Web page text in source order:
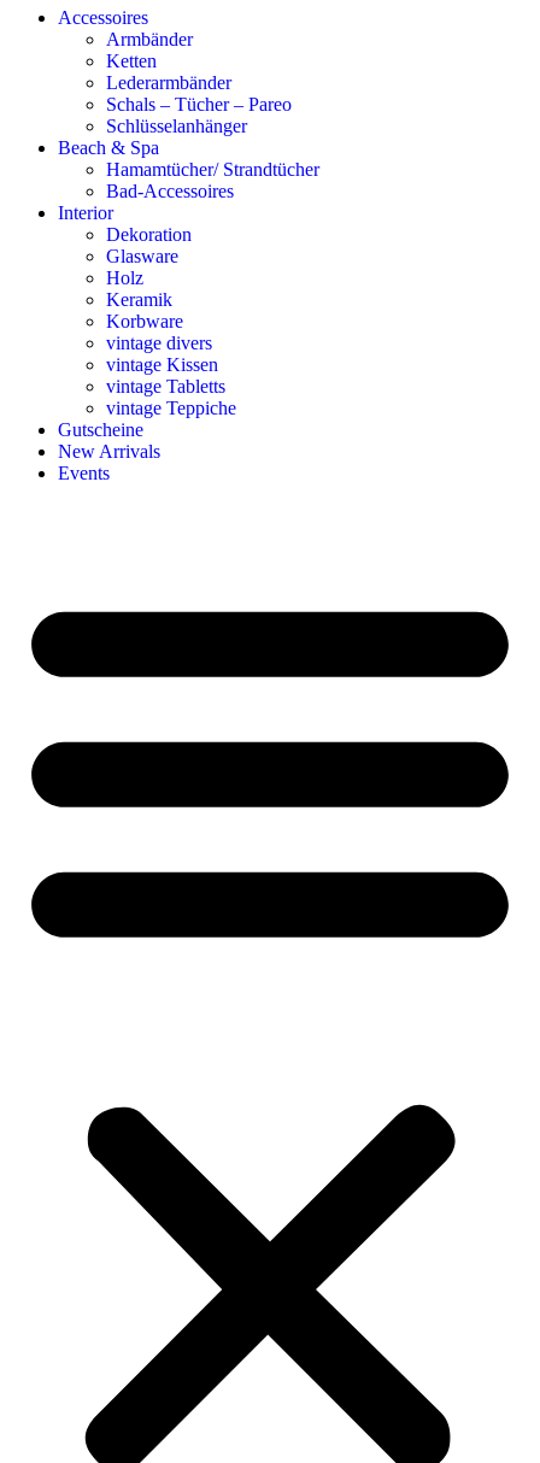
Accessoires
Armbänder
Ketten
Lederarmbänder
Schals – Tücher – Pareo
Schlüsselanhänger
Beach & Spa
Hamamtücher/ Strandtücher
Bad-Accessoires
Interior
Dekoration
Glasware
Holz
Keramik
Korbware
vintage divers
vintage Kissen
vintage Tabletts
vintage Teppiche
Gutscheine
New Arrivals
Events